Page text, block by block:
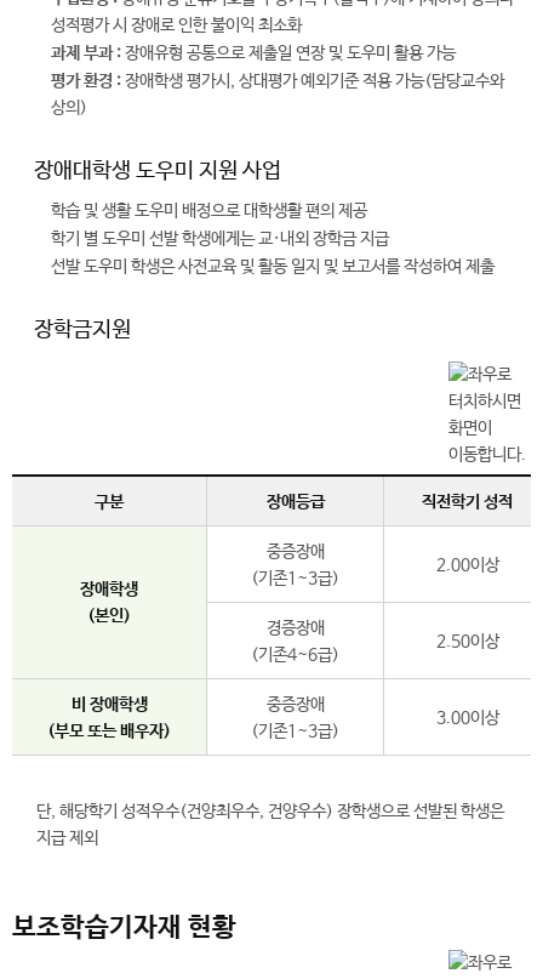
성적평가 시 장애로 인한 불이익 최소화
과제 부과 :장애유형 공통으로 제출일 연장 및 도우미 활용 가능
평가 환경 :장애학생 평가시, 상대평가 예외기준 적용 가능(담당교수와
상의)
장애대학생 도우미 지원 사업
학습 및 생활 도우미 배정으로 대학생활 편의 제공
학기 별 도우미 선발 학생에게는 교·내외 장학금 지급
선발 도우미 학생은 사전교육 및 활동 일지 및 보고서를 작성하여 제출
장학금지원
구분 장애등급 직전학기 성적
장애학생
(본인)
중증장애
(기존1~3급)
2.00이상
경증장애
(기존4~6급)
2.50이상
비 장애학생
(부모 또는 배우자)
중증장애
(기존1~3급)
3.00이상
단, 해당학기 성적우수(건양최우수, 건양우수) 장학생으로 선발된 학생은
지급 제외
보조학습기자재 현황